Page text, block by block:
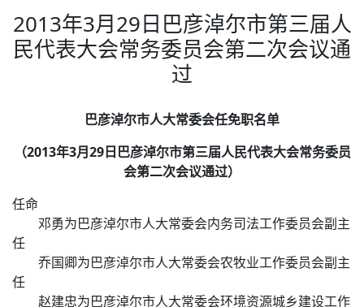
2013年3月29日巴彦淖尔市第三届人
民代表大会常务委员会第二次会议通
过
巴彦淖尔市人大常委会任免职名单
（2013年3月29日巴彦淖尔市第三届人民代表大会常务委员
会第二次会议通过）
任命
邓勇为巴彦淖尔市人大常委会内务司法工作委员会副主
任
乔国卿为巴彦淖尔市人大常委会农牧业工作委员会副主
任
赵建忠为巴彦淖尔市人大常委会环境资源城乡建设工作